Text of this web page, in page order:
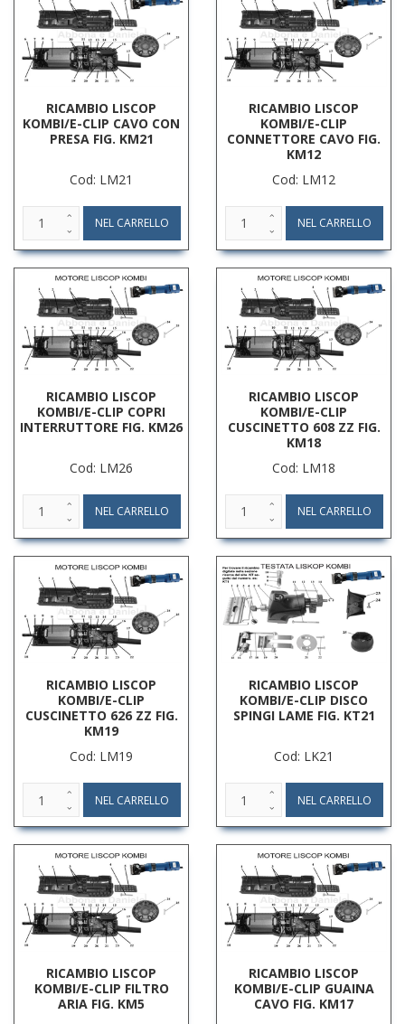
RICAMBIO LISCOP
KOMBI/E-CLIP CAVO CON
PRESA FIG. KM21
Cod: LM21
RICAMBIO LISCOP
KOMBI/E-CLIP
CONNETTORE CAVO FIG.
KM12
Cod: LM12
RICAMBIO LISCOP
KOMBI/E-CLIP COPRI
INTERRUTTORE FIG. KM26
Cod: LM26
RICAMBIO LISCOP
KOMBI/E-CLIP
CUSCINETTO 608 ZZ FIG.
KM18
Cod: LM18
RICAMBIO LISCOP
KOMBI/E-CLIP
CUSCINETTO 626 ZZ FIG.
KM19
Cod: LM19
RICAMBIO LISCOP
KOMBI/E-CLIP DISCO
SPINGI LAME FIG. KT21
Cod: LK21
RICAMBIO LISCOP
KOMBI/E-CLIP FILTRO
ARIA FIG. KM5
RICAMBIO LISCOP
KOMBI/E-CLIP GUAINA
CAVO FIG. KM17